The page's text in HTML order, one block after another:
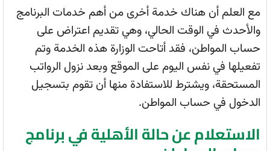
مع العلم أن هناك خدمة أخرى من أهم خدمات البرنامج
والأحدث في الوقت الحالي، وهي تقديم اعتراض على
حساب المواطن، فقد أتاحت الوزارة هذه الخدمة وتم
تفعيلها في نفس اليوم على الموقع وبعد نزول الرواتب
المستحقة، ويشترط للاستفادة منها أن تقوم بتسجيل
الدخول في حساب المواطن.
الاستعلام عن حالة الأهلية في برنامج